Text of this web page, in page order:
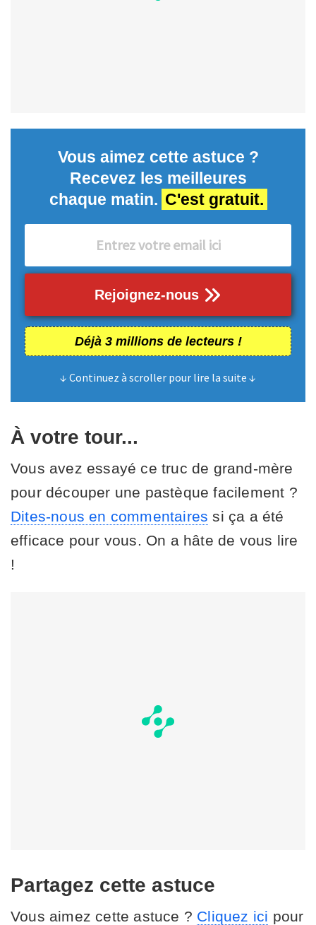
Vous aimez cette astuce ?
Recevez les meilleures
chaque matin. C'est gratuit.
Rejoignez-nous
Déjà 3 millions de lecteurs !
↓ Continuez à scroller pour lire la suite ↓
À votre tour...
Vous avez essayé ce truc de grand-mère
pour découper une pastèque facilement ?
Dites-nous en commentaires si ça a été
efficace pour vous. On a hâte de vous lire
!
Partagez cette astuce
Vous aimez cette astuce ? Cliquez ici pour